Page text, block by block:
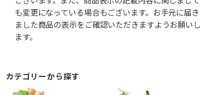
も変更になっている場合もございます。お手元に届き
ました商品の表示をご確認いただきますようお願いし
ます。
カテゴリーから探す